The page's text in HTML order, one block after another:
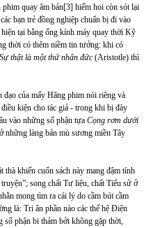
phim quay âm bản[3] hiếm hoi còn sót lại
bạn trẻ đồng nghiệp chuẩn bị đi vào
tại bằng ống kính máy quay thời Kỹ
thời có thêm niềm tin tưởng: khi có
Sự thật là một thứ nhân đức(Aristotle) thì
của mấy Hãng phim nói riêng và
kiện cho tác giả - trong khi bị đày
vào những số phận tựa Cọng rơm dưới
những làng bản mù sương miền Tây
khiến cuốn sách này mang đậm tính
song chất Tư liệu, chất Tiểu sử ở
mong tìm ra cái lý do cầm bút cầm
là: Tri ân phần nào các thế hệ Điện
số phận bi thảm bởi không gặp thời,